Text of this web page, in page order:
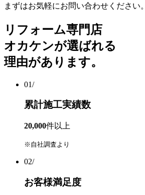
まずはお気軽にお問い合わせください。
リフォーム専門店
オカケンが選ばれる
理由があります。
01/
累計施工実績数
20,000件以上
※自社調査より
02/
お客様満足度